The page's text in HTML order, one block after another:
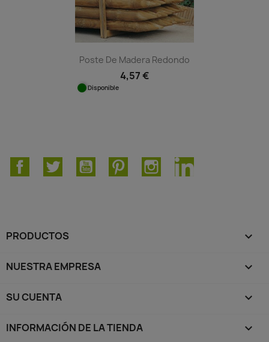
Poste De Madera Redondo
4,57 €
Disponible
FacebookTwitter YouTube PinterestInstagramLinkedIn
PRODUCTOS 
NUESTRA EMPRESA 
SU CUENTA 
INFORMACIÓN DE LA TIENDA keyboard_arrow_down